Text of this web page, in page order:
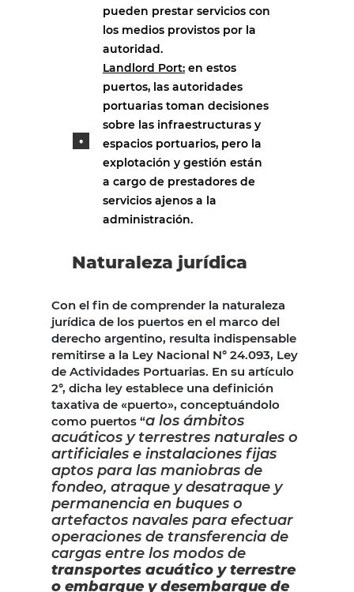
pueden prestar servicios con
los medios provistos por la
autoridad.
Landlord Port: en estos
puertos, las autoridades
portuarias toman decisiones
sobre las infraestructuras y
espacios portuarios, pero la
explotación y gestión están
a cargo de prestadores de
servicios ajenos a la
administración.
Naturaleza jurídica
Con el fin de comprender la naturaleza
jurídica de los puertos en el marco del
derecho argentino, resulta indispensable
remitirse a la Ley Nacional N° 24.093, Ley
de Actividades Portuarias. En su artículo
2°, dicha ley establece una definición
taxativa de «puerto», conceptuándolo
como puertos “a los ámbitos
acuáticos y terrestres naturales o
artificiales e instalaciones fijas
aptos para las maniobras de
fondeo, atraque y desatraque y
permanencia en buques o
artefactos navales para efectuar
operaciones de transferencia de
cargas entre los modos de
transportes acuático y terrestre
o embarque y desembarque de